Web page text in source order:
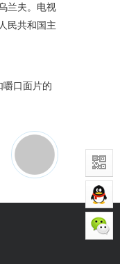
兰夫。电视
民共和国主
嚼口面片的